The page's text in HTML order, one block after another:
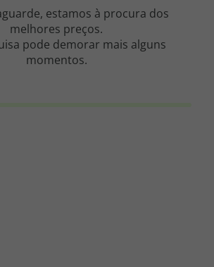
estamos à procura dos
melhores preços.
pode demorar mais alguns
momentos.